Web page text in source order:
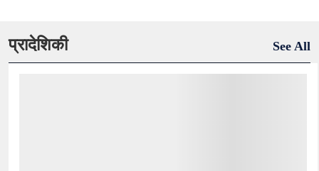
प्रादेशिकी See All